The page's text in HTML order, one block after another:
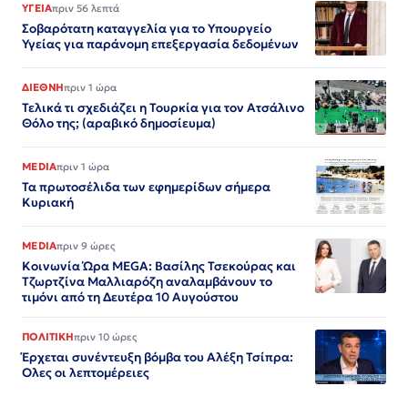
ΥΓΕΙΑπριν 56 λεπτά
Σοβαρότατη καταγγελία για το Υπουργείο
Υγείας για παράνομη επεξεργασία δεδομένων
ΔΙΕΘΝΗπριν 1 ώρα
Τελικά τι σχεδιάζει η Τουρκία για τον Ατσάλινο
Θόλο της; (αραβικό δημοσίευμα)
MEDIAπριν 1 ώρα
Τα πρωτοσέλιδα των εφημερίδων σήμερα
Κυριακή
MEDIAπριν 9 ώρες
Κοινωνία Ώρα MEGA: Βασίλης Τσεκούρας και
Τζωρτζίνα Μαλλιαρόζη αναλαμβάνουν το
τιμόνι από τη Δευτέρα 10 Αυγούστου
ΠΟΛΙΤΙΚΗπριν 10 ώρες
Έρχεται συνέντευξη βόμβα του Αλέξη Τσίπρα:
Ολες οι λεπτομέρειες